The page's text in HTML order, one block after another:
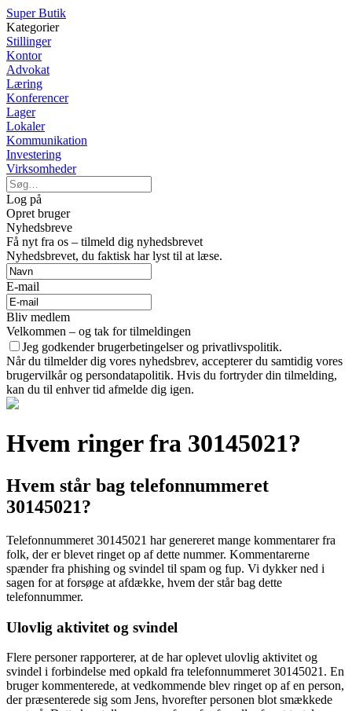
Super Butik
Kategorier
Stillinger
Kontor
Advokat
Læring
Konferencer
Lager
Lokaler
Kommunikation
Investering
Virksomheder
Log på
Opret bruger
Nyhedsbreve
Få nyt fra os – tilmeld dig nyhedsbrevet
Nyhedsbrevet, du faktisk har lyst til at læse.
E-mail
Bliv medlem
Velkommen – og tak for tilmeldingen
Jeg godkender brugerbetingelser og privatlivspolitik.
Når du tilmelder dig vores nyhedsbrev, accepterer du samtidig vores
brugervilkår og persondatapolitik. Hvis du fortryder din tilmelding,
kan du til enhver tid afmelde dig igen.
Hvem ringer fra 30145021?
Hvem står bag telefonnummeret
30145021?
Telefonnummeret 30145021 har genereret mange kommentarer fra
folk, der er blevet ringet op af dette nummer. Kommentarerne
spænder fra phishing og svindel til spam og fup. Vi dykker ned i
sagen for at forsøge at afdække, hvem der står bag dette
telefonnummer.
Ulovlig aktivitet og svindel
Flere personer rapporterer, at de har oplevet ulovlig aktivitet og
svindel i forbindelse med opkald fra telefonnummeret 30145021. En
bruger kommenterede, at vedkommende blev ringet op af en person,
der præsenterede sig som Jens, hvorefter personen blot smækkede